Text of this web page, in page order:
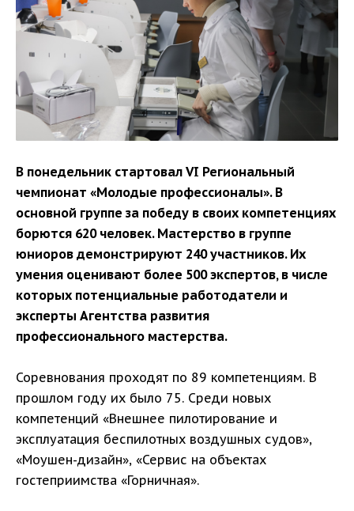
В понедельник стартовал VI Региональный
чемпионат «Молодые профессионалы». В
основной группе за победу в своих компетенциях
борются 620 человек. Мастерство в группе
юниоров демонстрируют 240 участников. Их
умения оценивают более 500 экспертов, в числе
которых потенциальные работодатели и
эксперты Агентства развития
профессионального мастерства.
Соревнования проходят по 89 компетенциям. В
прошлом году их было 75. Среди новых
компетенций «Внешнее пилотирование и
эксплуатация беспилотных воздушных судов»,
«Моушен-дизайн», «Сервис на объектах
гостеприимства «Горничная».